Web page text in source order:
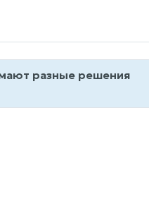
разные решения